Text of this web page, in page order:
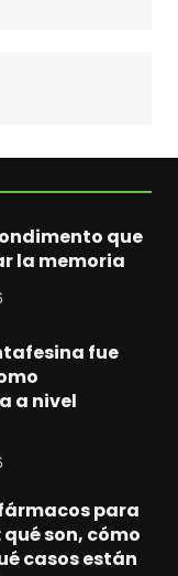
que
la memoria
fue
a nivel
para
son, cómo
casos están